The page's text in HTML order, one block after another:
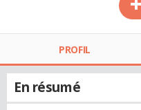
PROFIL
En résumé